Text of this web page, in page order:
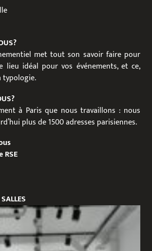
met tout son savoir faire pour
lieu idéal pour vos événements, et ce,
typologie.
à Paris que nous travaillons : nous
plus de 1500 adresses parisiennes.